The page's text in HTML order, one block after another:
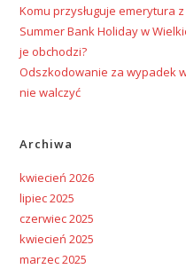
Komu przysługuje emerytura z
Summer Bank Holiday w
je obchodzi?
Odszkodowanie za wypadek
nie walczyć
Archiwa
kwiecień 2026
lipiec 2025
czerwiec 2025
kwiecień 2025
marzec 2025